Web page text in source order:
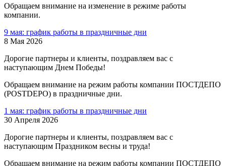
Обращаем внимание на изменение в режиме работы
компании.
9 мая: график работы в праздничные дни
8 Мая 2026
Дорогие партнеры и клиенты, поздравляем вас с
наступающим Днем Победы!
Обращаем внимание на режим работы компании ПОСТДЕПО
(POSTDEPO) в праздничные дни.
1 мая: график работы в праздничные дни
30 Апреля 2026
Дорогие партнеры и клиенты, поздравляем вас с
наступающим Праздником весны и труда!
Обращаем внимание на режим работы компании ПОСТДЕПО